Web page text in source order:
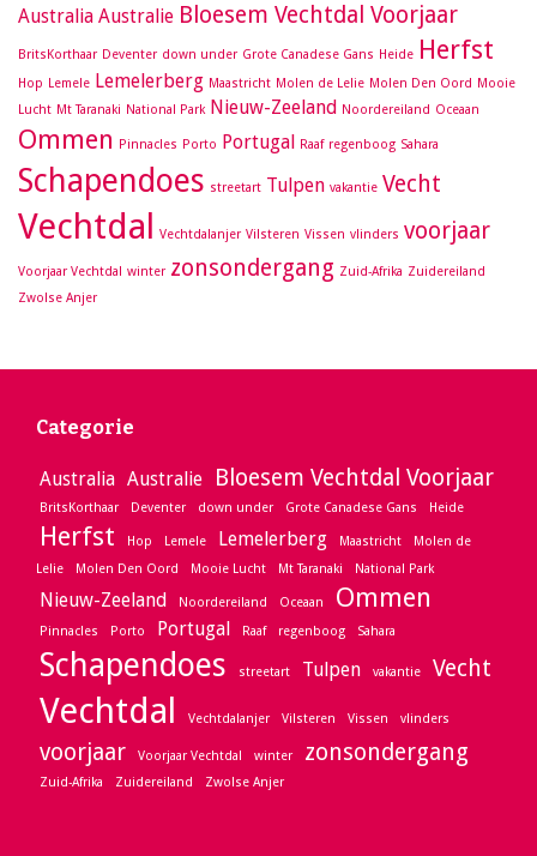
Australia Australie Bloesem Vechtdal Voorjaar
BritsKorthaar Deventer down under Grote Canadese Gans Heide Herfst
Hop Lemele Lemelerberg Maastricht Molen de Lelie Molen Den Oord Mooie
Lucht Mt Taranaki National Park Nieuw-Zeeland Noordereiland Oceaan
Ommen Pinnacles Porto Portugal Raaf regenboog Sahara
Schapendoes streetart Tulpen vakantie Vecht
Vechtdal Vechtdalanjer Vilsteren Vissen vlinders voorjaar
Voorjaar Vechtdal winter zonsondergang Zuid-Afrika Zuidereiland
Zwolse Anjer
Categorie
Australia Australie Bloesem Vechtdal Voorjaar
BritsKorthaar Deventer down under Grote Canadese Gans Heide
Herfst Hop Lemele Lemelerberg Maastricht
Molen de
Lelie
Molen Den Oord Mooie Lucht Mt Taranaki National Park
Nieuw-Zeeland Noordereiland Oceaan Ommen
Pinnacles Porto Portugal Raaf regenboog Sahara
Schapendoes streetart Tulpen vakantie Vecht
Vechtdal Vechtdalanjer Vilsteren Vissen vlinders
voorjaar Voorjaar Vechtdal winter zonsondergang
Zuid-Afrika Zuidereiland Zwolse Anjer